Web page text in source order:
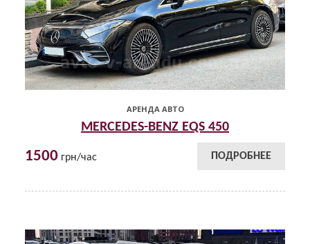
АРЕНДА АВТО
MERCEDES-BENZ EQS 450
1500 грн/час ПОДРОБНЕЕ